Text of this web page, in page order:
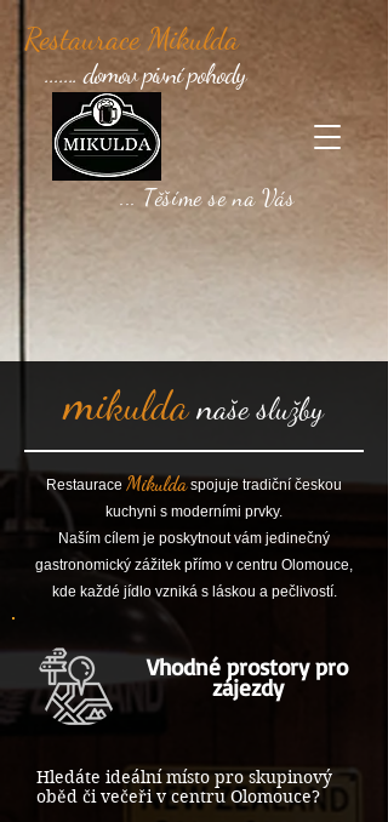
....... domov pivní pohody
Restaurace Mikulda
... Těšíme se na Vás
mikulda našeslužby
Restaurace Mikulda spojuje tradiční českou
kuchyni s moderními prvky.
Naším cílem je poskytnout vám jedinečný
gastronomický zážitek přímo v centru Olomouce,
kde každé jídlo vzniká s láskou a pečlivostí.
Vhodné prostory pro
zájezdy
Hledáte ideální místo pro skupinový
oběd či večeři v centru Olomouce?